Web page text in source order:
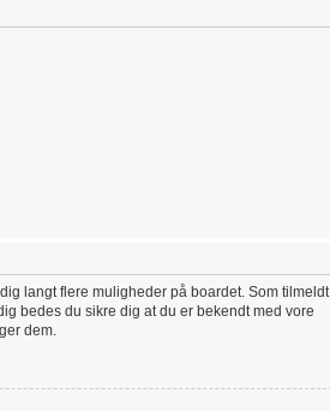
langt flere muligheder på boardet. Som tilmeldt
bedes du sikre dig at du er bekendt med vore
dem.